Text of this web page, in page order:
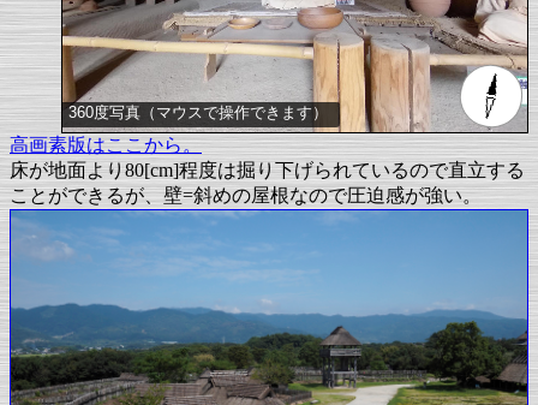
360度写真（マウスで操作できます）
高画素版はここから。
床が地面より80[cm]程度は掘り下げられているので直立する
ことができるが、壁=斜めの屋根なので圧迫感が強い。